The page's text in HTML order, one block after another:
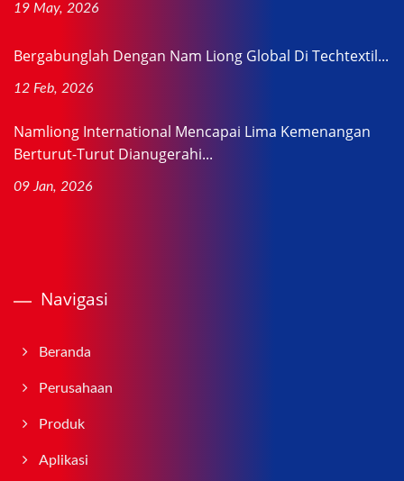
19 May, 2026
Bergabunglah Dengan Nam Liong Global Di Techtextil...
12 Feb, 2026
Namliong International Mencapai Lima Kemenangan
Berturut-Turut Dianugerahi...
09 Jan, 2026
Navigasi
Beranda
Perusahaan
Produk
Aplikasi